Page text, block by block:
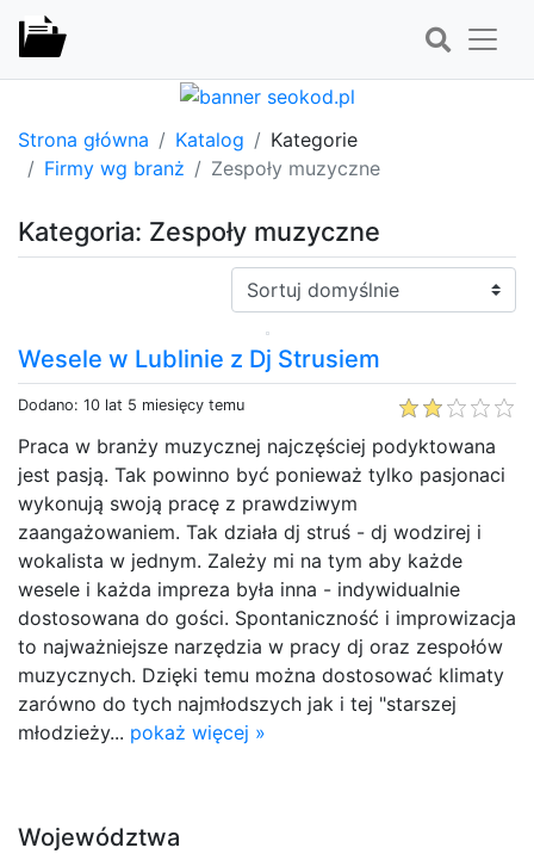
Strona główna Katalog
Kategorie
Firmy wg branż
Zespoły muzyczne
Kategoria: Zespoły muzyczne
Sortuj:
Wesele w Lublinie z Dj Strusiem
Dodano: 10 lat 5 miesięcy temu
Praca w branży muzycznej najczęściej podyktowana
jest pasją. Tak powinno być ponieważ tylko pasjonaci
wykonują swoją pracę z prawdziwym
zaangażowaniem. Tak działa dj struś - dj wodzirej i
wokalista w jednym. Zależy mi na tym aby każde
wesele i każda impreza była inna - indywidualnie
dostosowana do gości. Spontaniczność i improwizacja
to najważniejsze narzędzia w pracy dj oraz zespołów
muzycznych. Dzięki temu można dostosować klimaty
zarówno do tych najmłodszych jak i tej "starszej
młodzieży... pokaż więcej »
Województwa